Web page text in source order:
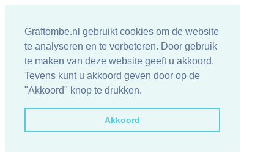
Graftombe.nl gebruikt cookies om de website
te analyseren en te verbeteren. Door gebruik
te maken van deze website geeft u akkoord.
Tevens kunt u akkoord geven door op de
"Akkoord" knop te drukken.
Akkoord